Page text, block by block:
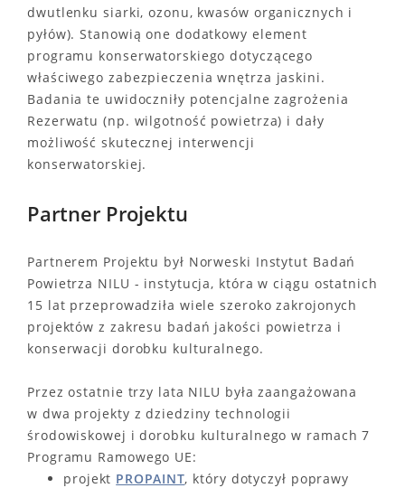
dwutlenku siarki, ozonu, kwasów organicznych i
pyłów). Stanowią one dodatkowy element
programu konserwatorskiego dotyczącego
właściwego zabezpieczenia wnętrza jaskini.
Badania te uwidoczniły potencjalne zagrożenia
Rezerwatu (np. wilgotność powietrza) i dały
możliwość skutecznej interwencji
konserwatorskiej.
Partner Projektu
Partnerem Projektu był Norweski Instytut Badań
Powietrza NILU - instytucja, która w ciągu ostatnich
15 lat przeprowadziła wiele szeroko zakrojonych
projektów z zakresu badań jakości powietrza i
konserwacji dorobku kulturalnego.
Przez ostatnie trzy lata NILU była zaangażowana
w dwa projekty z dziedziny technologii
środowiskowej i dorobku kulturalnego w ramach 7
Programu Ramowego UE:
projekt PROPAINT, który dotyczył poprawy